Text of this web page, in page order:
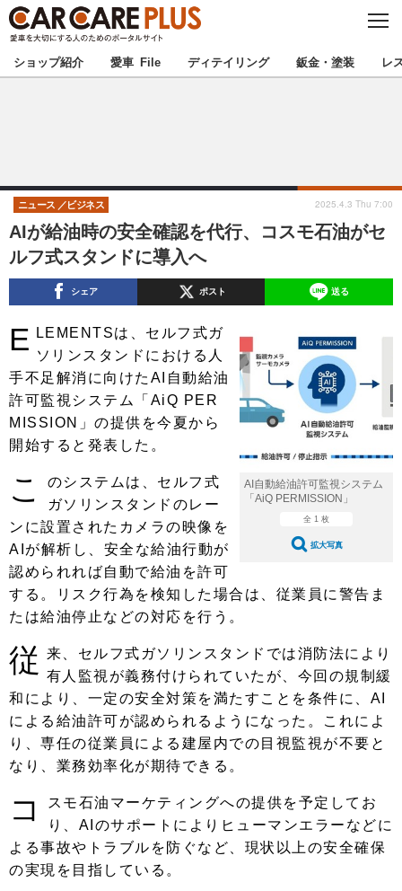
C
S
E
★カーケアプラス認定★ 厳選プロショップを地域から探す
甲信越 北陸
東海 関西
中国 四国
九州
注目の記事
ショップレポート 愛車 File
自動車豆知識
鈑金・塗装
ディテイリング
ディテイリング
ヘッドライト磨き コーティング
フィルム・ラッピング
鈑金・塗装
小キズ直し 防錆
特集記事
ストップ 不具合修理＆粗悪修理
カーメーカー「旧車」関連プロジェ
クト
コラム
ショップ紹介
ショップレポート
レストア
カーメーカー「旧車」関連プロジ
ェクト
コラム
イベント
ショップ紹介 愛車 File ディテイリング 鈑金・塗装 レ
AIが給油時の安全確認を代行、コスモ石油がセ
ルフ式スタンドに導入へ
ニュース ビジネス 2025.4.3 Thu 7:00
シェア ポスト 送る
AI自動給油許可監視システム
「AiQ PERMISSION」
全 1 枚
拡大写真
E
LEMENTSは、セルフ式ガ
ソリンスタンドにおける人
手不足解消に向けたAI自動給油
許可監視システム「AiQ PER
MISSION」の提供を今夏から
開始すると発表した。
こ
のシステムは、セルフ式
ガソリンスタンドのレー
ンに設置されたカメラの映像を
AIが解析し、安全な給油行動が
認められれば自動で給油を許可
する。リスク行為を検知した場合は、従業員に警告ま
たは給油停止などの対応を行う。
従 来、セルフ式ガソリンスタンドでは消防法により
有人監視が義務付けられていたが、今回の規制緩
和により、一定の安全対策を満たすことを条件に、AI
による給油許可が認められるようになった。これによ
り、専任の従業員による建屋内での目視監視が不要と
なり、業務効率化が期待できる。
コ
スモ石油マーケティングへの提供を予定してお
り、AIのサポートによりヒューマンエラーなどに
よる事故やトラブルを防ぐなど、現状以上の安全確保
の実現を目指している。